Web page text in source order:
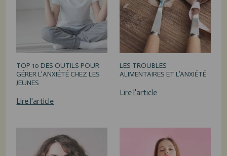
TOP 10 DES OUTILS POUR
GÉRER L'ANXIÉTÉ CHEZ LES
JEUNES
Lire l'article
LES TROUBLES
ALIMENTAIRES ET L’ANXIÉTÉ
Lire l'article